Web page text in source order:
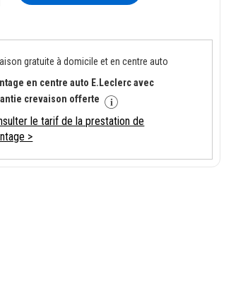
gratuite à domicile et en centre auto
en centre auto E.Leclerc avec
crevaison offerte
le tarif de la prestation de
>